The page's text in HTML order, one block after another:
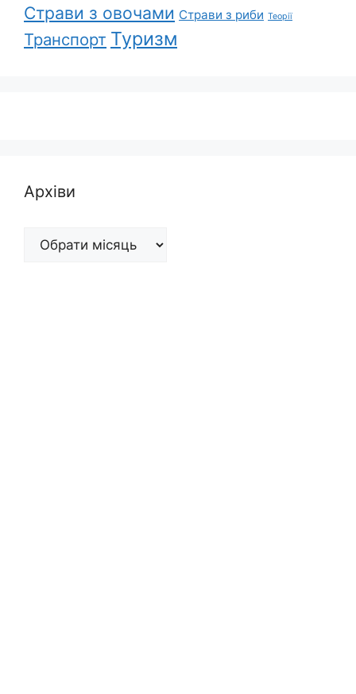
Страви з овочами Страви з риби Теорії
Транспорт Туризм
Архіви
Архіви